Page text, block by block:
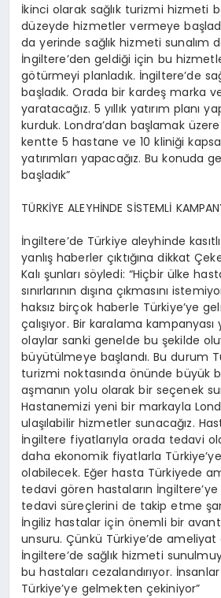
İkinci olarak sağlık turizmi hizmeti
düzeyde hizmetler vermeye
da yerinde sağlık hizmeti sunalım
İngiltere’den geldiği için bu
götürmeyi planladık. İngiltere’de
başladık. Orada bir kardeş marka
yaratacağız. 5 yıllık yatırım planı
kurduk. Londra’dan başlamak
kentte 5 hastane ve 10 kliniği
yatırımları yapacağız. Bu konuda
başladık”
TÜRKİYE ALEYHİNDE SİSTEMLİ
İngiltere’de Türkiye aleyhinde
yanlış haberler çıktığına dikkat
Kalı şunları söyledi: “Hiçbir ülke
sınırlarının dışına çıkmasını
haksız birçok haberle Türkiye’ye
çalışıyor. Bir karalama kampanyası
olaylar sanki genelde bu şekilde
büyütülmeye başlandı. Bu durum
turizmi noktasında önünde büyük
aşmanın yolu olarak bir seçenek
Hastanemizi yeni bir markayla
ulaşılabilir hizmetler sunacağız.
İngiltere fiyatlarıyla orada tedavi
daha ekonomik fiyatlarla
olabilecek. Eğer hasta Türkiyede
tedavi gören hastaların
tedavi süreçlerini de takip etme
İngiliz hastalar için önemli bir
unsuru. Çünkü Türkiye’de
İngiltere’de sağlık hizmeti
bu hastaları cezalandırıyor.
Türkiye’ye gelmekten çekiniyor”